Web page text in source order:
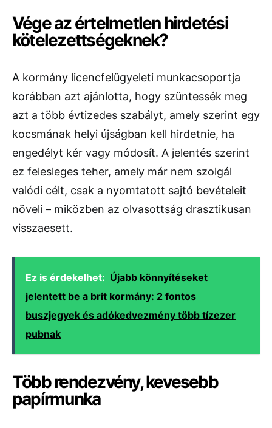
Vége az értelmetlen hirdetési
kötelezettségeknek?
A kormány licencfelügyeleti munkacsoportja
korábban azt ajánlotta, hogy szüntessék meg
azt a több évtizedes szabályt, amely szerint egy
kocsmának helyi újságban kell hirdetnie, ha
engedélyt kér vagy módosít. A jelentés szerint
ez felesleges teher, amely már nem szolgál
valódi célt, csak a nyomtatott sajtó bevételeit
növeli – miközben az olvasottság drasztikusan
visszaesett.
Ez is érdekelhet: Újabb könnyítéseket
jelentett be a brit kormány: 2 fontos
buszjegyek és adókedvezmény több tízezer
pubnak
Több rendezvény, kevesebb
papírmunka